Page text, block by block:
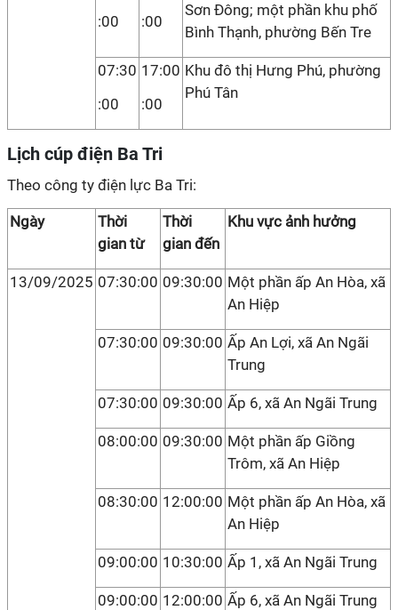
:00
:00
Sơn Đông; một phần khu phố
Bình Thạnh, phường Bến Tre
07:30
:00
17:00
:00
Khu đô thị Hưng Phú, phường
Phú Tân
Lịch cúp điện Ba Tri
Theo công ty điện lực Ba Tri:
Ngày
Thời
gian từ
Thời
gian đến
Khu vực ảnh hưởng
13/09/2025 07:30:00 09:30:00 Một phần ấp An Hòa, xã
An Hiệp
07:30:00 09:30:00 Ấp An Lợi, xã An Ngãi
Trung
07:30:00 09:30:00 Ấp 6, xã An Ngãi Trung
08:00:00 09:30:00 Một phần ấp Giồng
Trôm, xã An Hiệp
08:30:00 12:00:00 Một phần ấp An Hòa, xã
An Hiệp
09:00:00 10:30:00 Ấp 1, xã An Ngãi Trung
09:00:00 12:00:00 Ấp 6, xã An Ngãi Trung